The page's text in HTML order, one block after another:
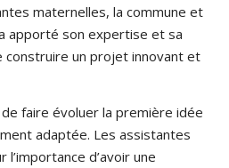
maternelles, la commune et
apporté son expertise et sa
un projet innovant et
faire évoluer la première idée
adaptée. Les assistantes
d’avoir une